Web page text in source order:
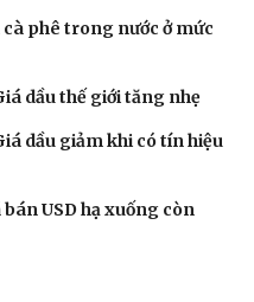
phê trong nước ở mức
dầu thế giới tăng nhẹ
dầu giảm khi có tín hiệu
USD hạ xuống còn